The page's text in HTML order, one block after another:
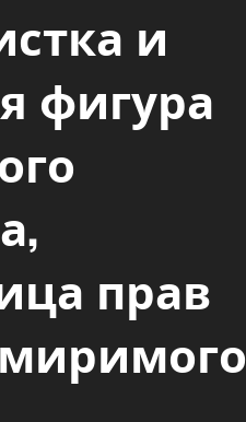
и
фигура
прав